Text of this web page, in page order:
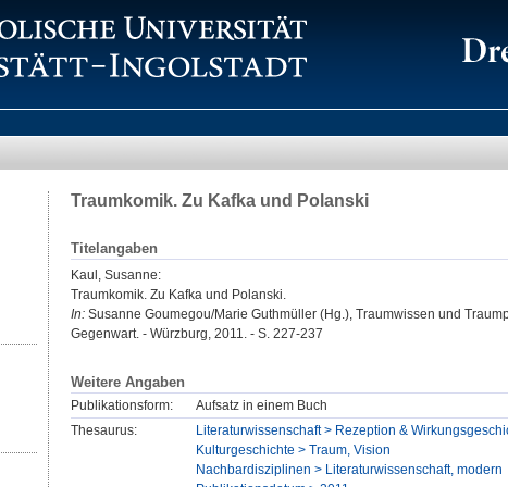
Traumkomik. Zu Kafka und Polanski
Titelangaben
Kaul, Susanne:
Traumkomik. Zu Kafka und Polanski.
In: Susanne Goumegou/Marie Guthmüller (Hg.), Traumwissen und
Gegenwart. - Würzburg, 2011. - S. 227-237
Weitere Angaben
Publikationsform:
Aufsatz in einem Buch
Thesaurus:
Literaturwissenschaft > Rezeption &
Kulturgeschichte > Traum, Vision
Nachbardisziplinen > Literaturwissenschaft, modern